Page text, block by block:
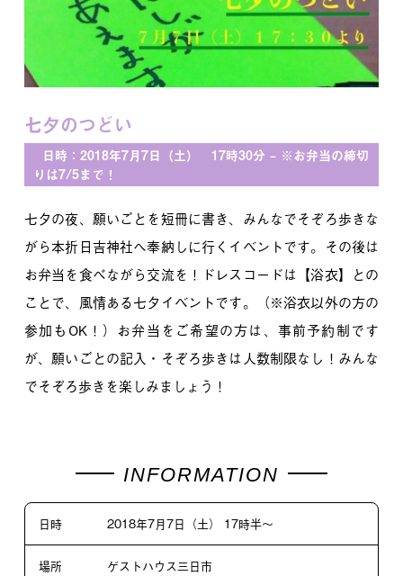
七夕のつどい
日時：2018年7月7日（土） 17時30分 – ※お弁当の締切
りは7/5まで！
七夕の夜、願いごとを短冊に書き、みんなでそぞろ歩きな
がら本折日吉神社へ奉納しに行くイベントです。その後は
お弁当を食べながら交流を！ドレスコードは【浴衣】との
ことで、風情ある七夕イベントです。（※浴衣以外の方の
参加もOK！）お弁当をご希望の方は、事前予約制です
が、願いごとの記入・そぞろ歩きは人数制限なし！みんな
でそぞろ歩きを楽しみましょう！
日時 2018年7月7日（土） 17時半〜
場所 ゲストハウス三日市